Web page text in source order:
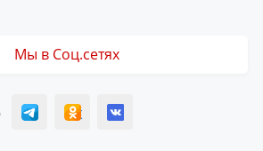
Мы в Соц.сетях
T ОК ВК